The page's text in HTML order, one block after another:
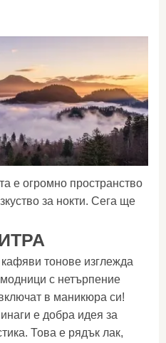
е огромно пространство
за нокти. Сега ще
тонове изглежда
с нетърпение
в маникюра си!
е добра идея за
Това е рядък лак,